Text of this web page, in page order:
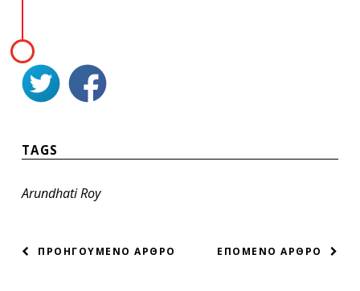
TAGS
Arundhati Roy
ΠΛΟΗΓΗΣΗ
ΕΠΟΜΕΝΟ ΑΡΘΡΟ
ΠΡΟΗΓΟΥΜΕΝΟ ΑΡΘΡΟ